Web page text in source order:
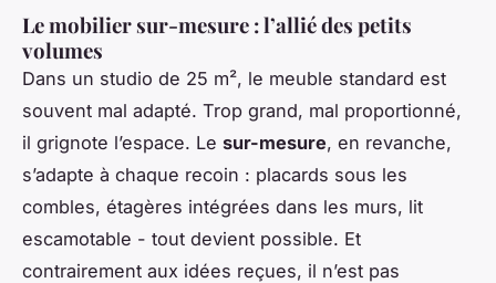
Le mobilier sur-mesure : l’allié des petits
volumes
Dans un studio de 25 m², le meuble standard est
souvent mal adapté. Trop grand, mal proportionné,
il grignote l’espace. Le sur-mesure, en revanche,
s’adapte à chaque recoin : placards sous les
combles, étagères intégrées dans les murs, lit
escamotable - tout devient possible. Et
contrairement aux idées reçues, il n’est pas